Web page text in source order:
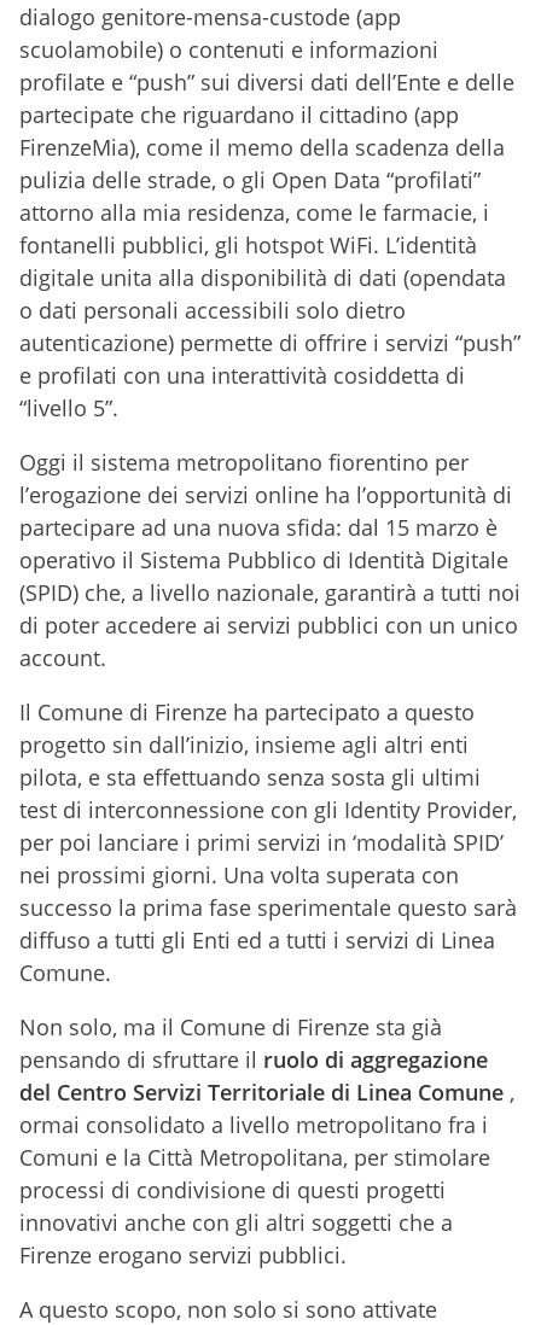
dialogo genitore-mensa-custode (app
scuolamobile) o contenuti e informazioni
profilate e “push” sui diversi dati dell’Ente e delle
partecipate che riguardano il cittadino (app
FirenzeMia), come il memo della scadenza della
pulizia delle strade, o gli Open Data “profilati”
attorno alla mia residenza, come le farmacie, i
fontanelli pubblici, gli hotspot WiFi. L’identità
digitale unita alla disponibilità di dati (opendata
o dati personali accessibili solo dietro
autenticazione) permette di offrire i servizi “push”
e profilati con una interattività cosiddetta di
“livello 5”.
Oggi il sistema metropolitano fiorentino per
l’erogazione dei servizi online ha l’opportunità di
partecipare ad una nuova sfida: dal 15 marzo è
operativo il Sistema Pubblico di Identità Digitale
(SPID) che, a livello nazionale, garantirà a tutti noi
di poter accedere ai servizi pubblici con un unico
account.
Il Comune di Firenze ha partecipato a questo
progetto sin dall’inizio, insieme agli altri enti
pilota, e sta effettuando senza sosta gli ultimi
test di interconnessione con gli Identity Provider,
per poi lanciare i primi servizi in ‘modalità SPID’
nei prossimi giorni. Una volta superata con
successo la prima fase sperimentale questo sarà
diffuso a tutti gli Enti ed a tutti i servizi di Linea
Comune.
Non solo, ma il Comune di Firenze sta già
pensando di sfruttare il ruolo di aggregazione
del Centro Servizi Territoriale di Linea Comune ,
ormai consolidato a livello metropolitano fra i
Comuni e la Città Metropolitana, per stimolare
processi di condivisione di questi progetti
innovativi anche con gli altri soggetti che a
Firenze erogano servizi pubblici.
A questo scopo, non solo si sono attivate